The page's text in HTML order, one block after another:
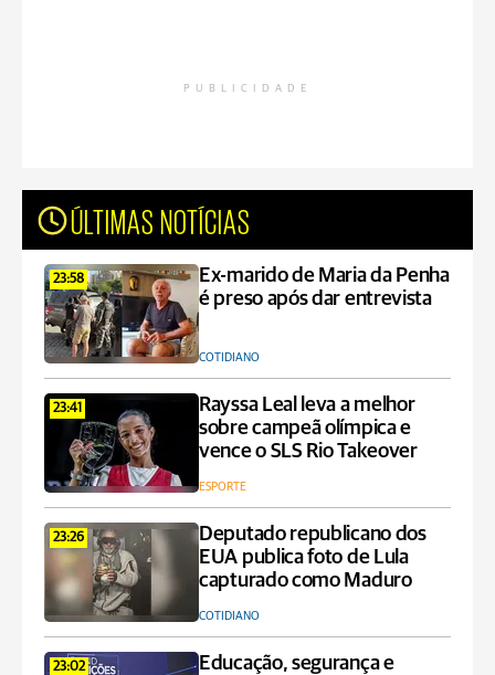
PUBLICIDADE
ÚLTIMAS NOTÍCIAS
23:58
Ex-marido de Maria da Penha
é preso após dar entrevista
COTIDIANO
23:41
Rayssa Leal leva a melhor
sobre campeã olímpica e
vence o SLS Rio Takeover
ESPORTE
23:26
Deputado republicano dos
EUA publica foto de Lula
capturado como Maduro
COTIDIANO
23:02
Educação, segurança e